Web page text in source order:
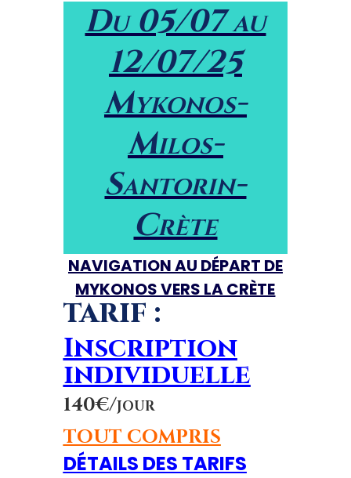
Du 05/07 au
12/07/25
Mykonos-
Milos-
Santorin-
Crète
NAVIGATION AU DÉPART DE
MYKONOS VERS LA CRÈTE
TARIF :
Inscription
individuelle
140€/jour
TOUT COMPRIS
DÉTAILS DES TARIFS